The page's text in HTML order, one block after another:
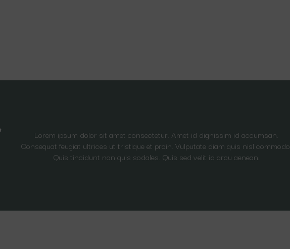
Lorem ipsum dolor sit amet consectetur. Amet id dignissim id accumsan.
Consequat feugiat ultrices ut tristique et proin. Vulputate diam quis nisl commodo.
Quis tincidunt non quis sodales. Quis sed velit id arcu aenean.